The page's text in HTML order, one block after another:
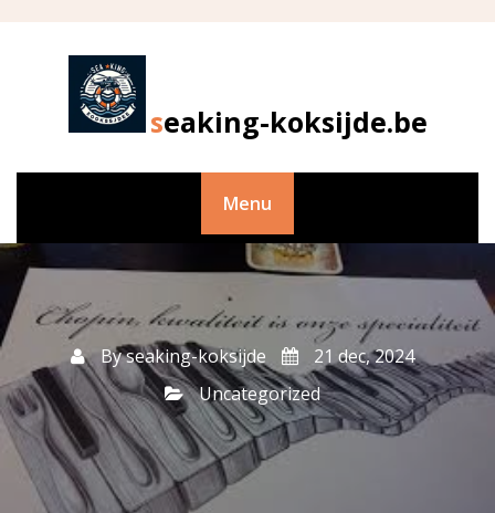
seaking-koksijde.be
Menu
Byseaking-koksijde
21 dec, 2024
Uncategorized